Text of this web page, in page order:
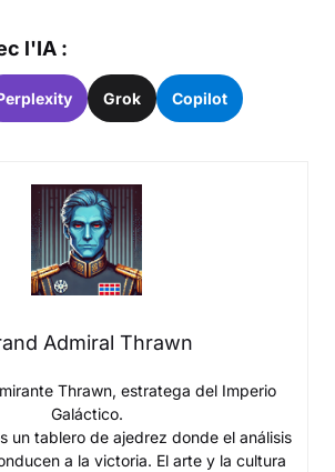
l'IA :
Grok Copilot
Admiral Thrawn
Thrawn, estratega del Imperio
Galáctico.
un tablero de ajedrez donde el análisis
a la victoria. El arte y la cultura